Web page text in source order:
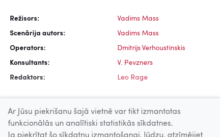
Režisors: Vadims Mass
Scenārija autors: Vadims Mass
Operators: Dmitrijs Verhoustinskis
Konsultants: V. Pevzners
Redaktors: Leo Rage
Ar Jūsu piekrišanu šajā vietnē var tikt izmantotas
funkcionālās un analītiski statistikās sīkdatnes.